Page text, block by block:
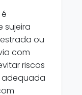
sujeira
ou
com
riscos
adequada